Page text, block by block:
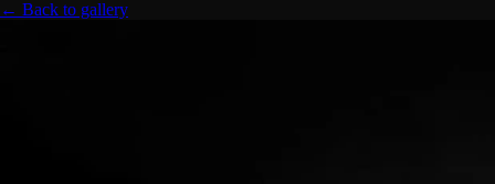
← Back to gallery